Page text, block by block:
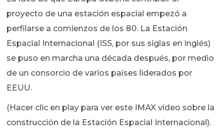
proyecto de una estación espacial empezó a
perfilarse a comienzos de los 80. La Estación
Espacial Internacional (ISS, por sus siglas en inglés)
se puso en marcha una década después, por medio
de un consorcio de varios países liderados por
EEUU.
(Hacer clic en play para ver este IMAX vídeo sobre la
construcción de la Estación Espacial Internacional).